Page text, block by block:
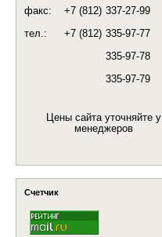
факс:
+7 (812) 337-27-99
тел.:
+7 (812) 335-97-77
335-97-78
335-97-79
Цены сайта уточняйте у
менеджеров
Счетчик